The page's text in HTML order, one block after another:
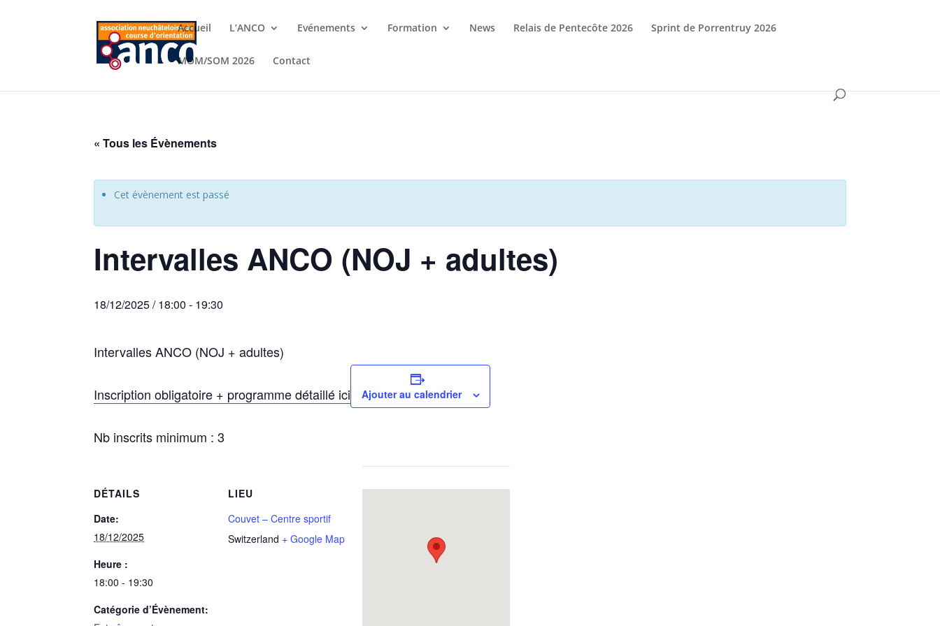
Accueil L’ANCO Evénements Formation News Relais de Pentecôte 2026 Sprint de Porrentruy 2026
MOM/SOM 2026 Contact
« Tous les Évènements
Cet évènement est passé
Intervalles ANCO (NOJ + adultes)
18/12/2025 / 18:00 - 19:30
Intervalles ANCO (NOJ + adultes)
Inscription obligatoire + programme détaillé ici
Nb inscrits minimum : 3
Ajouter au calendrier
DÉTAILS
Date:
18/12/2025
Heure :
18:00 - 19:30
Catégorie d’Évènement:
LIEU
Couvet – Centre sportif
Switzerland + Google Map